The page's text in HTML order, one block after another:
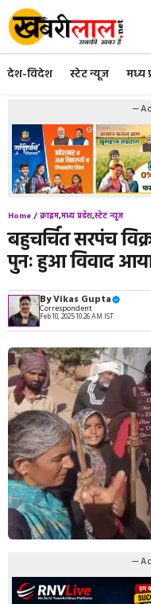
Skip
to
content
देश-विदेश स्टेट न्यूज मध्य
Home /क्राइम,मध्य प्रदेश,स्टेट न्यूज
बहुचर्चित सरपंच
पुनः हुआ विवाद
ByVikas Gupta
Correspondent
Feb 10, 2025 10:26 AM IST